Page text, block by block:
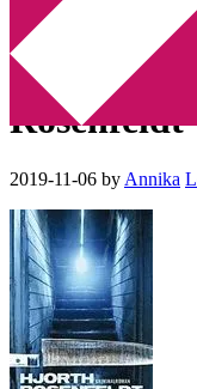
Michael
Rosenfeldt
2019-11-06 by Annika